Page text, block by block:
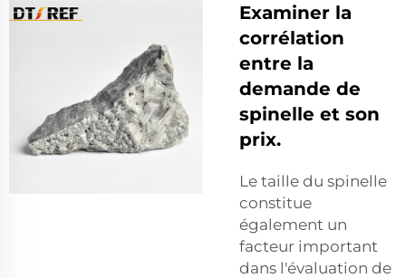
Examiner la
corrélation
entre la
demande de
spinelle et son
prix.
Le taille du spinelle
constitue
également un
facteur important
dans l'évaluation de